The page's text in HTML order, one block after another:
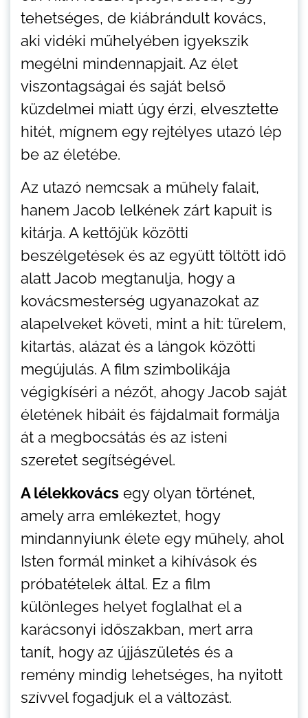
tehetséges, de kiábrándult kovács,
aki vidéki műhelyében igyekszik
megélni mindennapjait. Az élet
viszontagságai és saját belső
küzdelmei miatt úgy érzi, elvesztette
hitét, mígnem egy rejtélyes utazó lép
be az életébe.
Az utazó nemcsak a műhely falait,
hanem Jacob lelkének zárt kapuit is
kitárja. A kettőjük közötti
beszélgetések és az együtt töltött idő
alatt Jacob megtanulja, hogy a
kovácsmesterség ugyanazokat az
alapelveket követi, mint a hit: türelem,
kitartás, alázat és a lángok közötti
megújulás. A film szimbolikája
végigkíséri a nézőt, ahogy Jacob saját
életének hibáit és fájdalmait formálja
át a megbocsátás és az isteni
szeretet segítségével.
A lélekkovács egy olyan történet,
amely arra emlékeztet, hogy
mindannyiunk élete egy műhely, ahol
Isten formál minket a kihívások és
próbatételek által. Ez a film
különleges helyet foglalhat el a
karácsonyi időszakban, mert arra
tanít, hogy az újjászületés és a
remény mindig lehetséges, ha nyitott
szívvel fogadjuk el a változást.